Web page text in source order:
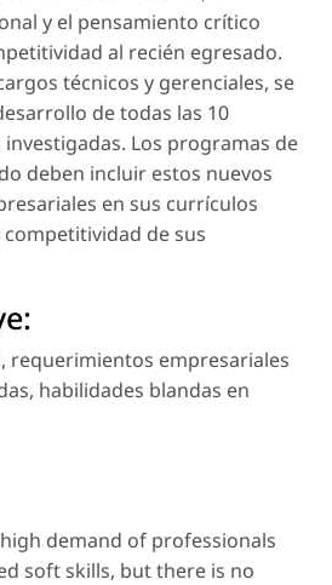
y el pensamiento crítico
al recién egresado.
técnicos y gerenciales, se
de todas las 10
Los programas de
deben incluir estos nuevos
en sus currículos
de sus
, requerimientos empresariales
, habilidades blandas en
demand of professionals
soft skills, but there is no